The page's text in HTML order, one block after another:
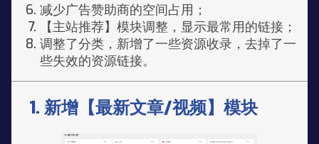
减少广告赞助商的空间占用；
【主站推荐】模块调整，显示最常用的链接；
调整了分类，新增了一些资源收录，去掉了一
些失效的资源链接。
1. 新增【最新文章/视频】模块